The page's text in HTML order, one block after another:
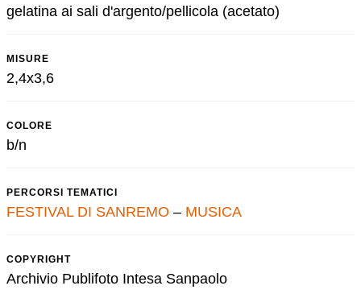
gelatina ai sali d'argento/pellicola (acetato)
MISURE
2,4x3,6
COLORE
b/n
PERCORSI TEMATICI
FESTIVAL DI SANREMO – MUSICA
COPYRIGHT
Archivio Publifoto Intesa Sanpaolo